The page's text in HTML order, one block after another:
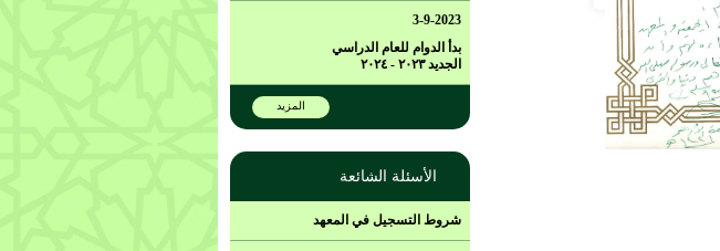
3-9-2023
بدأ الدوام للعام الدراسي
الجديد ٢٠٢٣ - ٢٠٢٤
المزيد
الأسئلة الشائعة
شروط التسجيل في المعهد